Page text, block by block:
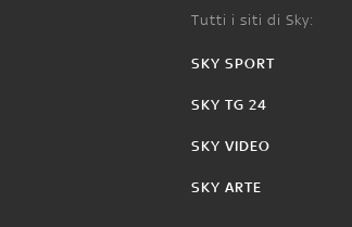
Tutti i siti di Sky:
SKY SPORT
SKY TG 24
SKY VIDEO
SKY ARTE